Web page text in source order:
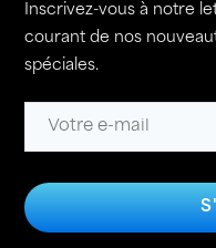
Inscrivez-vous à notre
courant de nos
spéciales.